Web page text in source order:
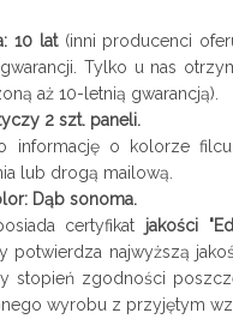
10 lat (inni producenci
Tylko u nas
aż 10-letnią gwarancją).
2 szt. paneli.
informację o kolorze
lub drogą mailową.
Dąb sonoma.
certyfikat jakości
potwierdza najwyższą
stopień zgodności
wyrobu z przyjętym